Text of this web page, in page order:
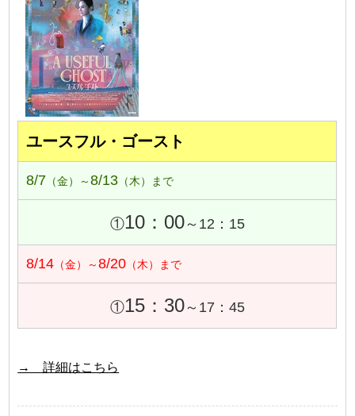
ユースフル・ゴースト
8/7 （金）～8/13 （木）まで
①10：00～12：15
8/14 （金）～8/20 （木）まで
①15：30～17：45
→ 詳細はこちら